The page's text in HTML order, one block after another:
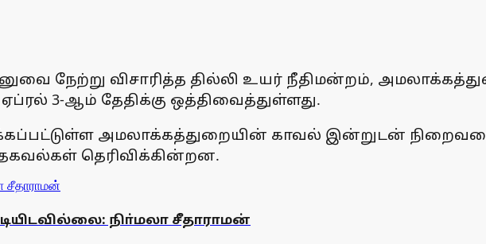
நேற்று விசாரித்த தில்லி உயர் நீதிமன்றம்,
3-ஆம் தேதிக்கு ஒத்திவைத்துள்ளது.
அமலாக்கத்துறையின் காவல் இன்றுடன்
தெரிவிக்கின்றன.
நிா்மலா சீதாராமன்